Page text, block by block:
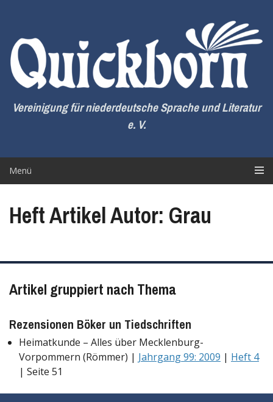
springen
Vereinigung für niederdeutsche Sprache und Literatur
e. V.
Menü
Heft Artikel Autor: Grau
Artikel gruppiert nach Thema
Rezensionen Böker un Tiedschriften
Heimatkunde – Alles über Mecklenburg-
Vorpommern (Römmer) | Jahrgang 99: 2009 | Heft 4
| Seite 51